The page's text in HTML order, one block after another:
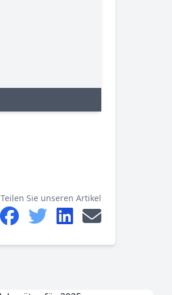
Teilen Sie unseren Artikel